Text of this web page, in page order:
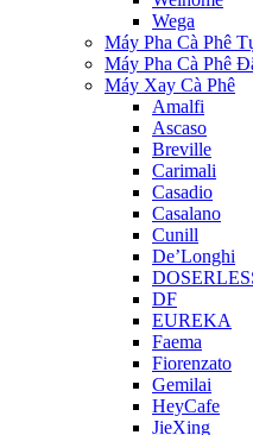
Wega
Máy Pha Cà Phê
Máy Pha Cà Phê
Máy Xay Cà Phê
Amalfi
Ascaso
Breville
Carimali
Casadio
Casalano
Cunill
De’Longhi
DF
EUREKA
Faema
Fiorenzato
Gemilai
HeyCafe
JieXing